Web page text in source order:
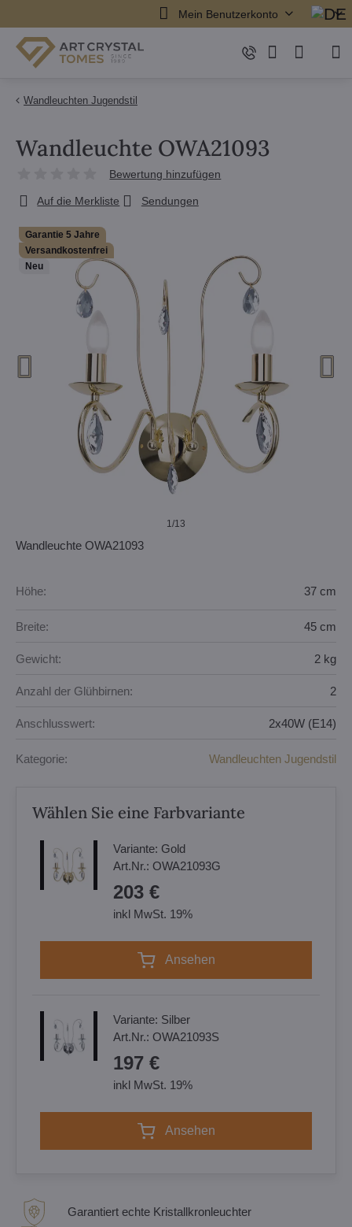
Mein Benutzerkonto
Wandleuchten Jugendstil
Garantie 5 Jahre
Versandkostenfrei
Neu
1/13
Wandleuchte OWA21093
Bewertung hinzufügen
Auf die Merkliste Sendungen
Wandleuchte OWA21093
Höhe: 37 cm
Breite: 45 cm
Gewicht: 2 kg
Anzahl der Glühbirnen: 2
Anschlusswert: 2x40W (E14)
Kategorie: Wandleuchten Jugendstil
Wählen Sie eine Farbvariante
Variante: Gold
Art.Nr.: OWA21093G
203 €
inkl MwSt. 19%
Ansehen
Variante: Silber
Art.Nr.: OWA21093S
197 €
inkl MwSt. 19%
Ansehen
Garantiert echte Kristallkronleuchter